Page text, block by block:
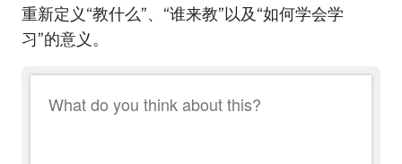
重新定义“教什么”、“谁来教”以及“如何学会学
习”的意义。